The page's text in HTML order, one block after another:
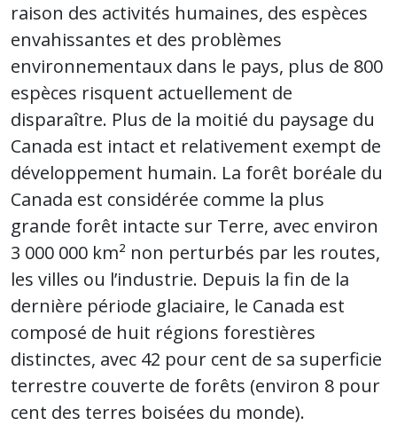
raison des activités humaines, des espèces
envahissantes et des problèmes
environnementaux dans le pays, plus de 800
espèces risquent actuellement de
disparaître. Plus de la moitié du paysage du
Canada est intact et relativement exempt de
développement humain. La forêt boréale du
Canada est considérée comme la plus
grande forêt intacte sur Terre, avec environ
3 000 000 km² non perturbés par les routes,
les villes ou l’industrie. Depuis la fin de la
dernière période glaciaire, le Canada est
composé de huit régions forestières
distinctes, avec 42 pour cent de sa superficie
terrestre couverte de forêts (environ 8 pour
cent des terres boisées du monde).